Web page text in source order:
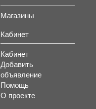
Магазины
Кабинет
Кабинет
Добавить
объявление
Помощь
О проекте